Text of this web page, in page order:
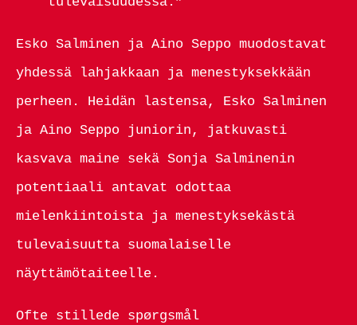
Esko Salminen ja Aino Seppo muodostavat
yhdessä lahjakkaan ja menestyksekkään
perheen. Heidän lastensa, Esko Salminen
ja Aino Seppo juniorin, jatkuvasti
kasvava maine sekä Sonja Salminenin
potentiaali antavat odottaa
mielenkiintoista ja menestyksekästä
tulevaisuutta suomalaiselle
näyttämötaiteelle.
Ofte stillede spørgsmål